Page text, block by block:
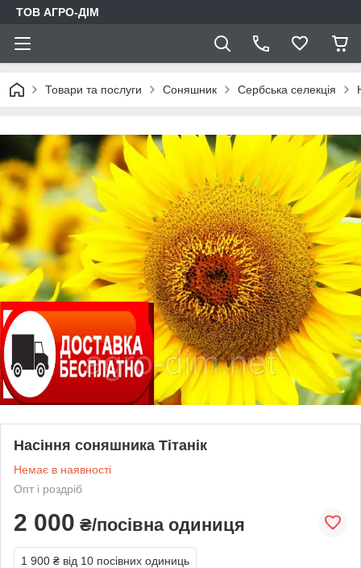
ТОВ АГРО-ДIМ
Товари та послуги Соняшник Сербська селекція
Насіння соняшника Тітанік
Немає в наявності
Опт і роздріб
2 000 ₴/посівна одиниця
1 900 ₴ від 10 посівних одиниць